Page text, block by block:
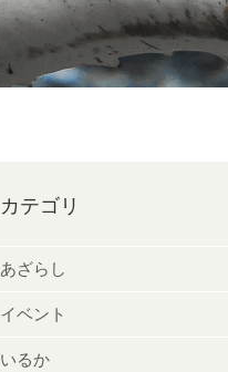
カテゴリ
あざらし
イベント
いるか